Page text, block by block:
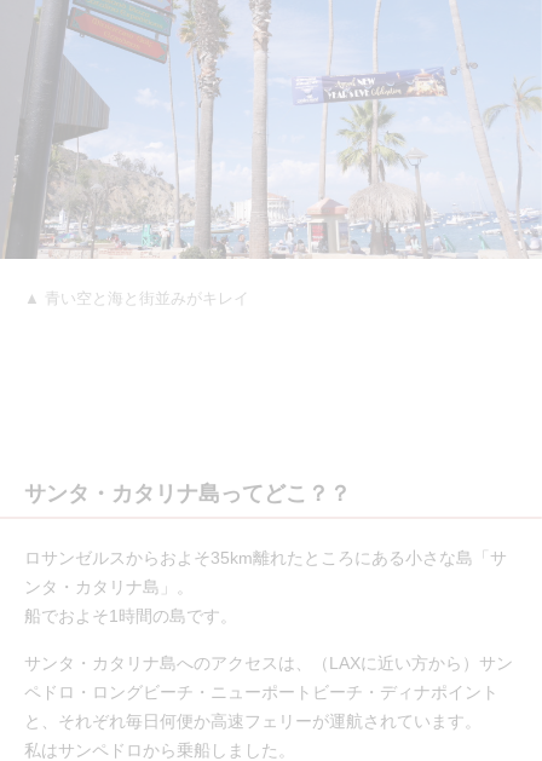
▲ 青い空と海と街並みがキレイ
サンタ・カタリナ島ってどこ？？
ロサンゼルスからおよそ35km離れたところにある小さな島「サ
ンタ・カタリナ島」。
船でおよそ1時間の島です。
サンタ・カタリナ島へのアクセスは、（LAXに近い方から）サン
ペドロ・ロングビーチ・ニューポートビーチ・ディナポイント
と、それぞれ毎日何便か高速フェリーが運航されています。
私はサンペドロから乗船しました。